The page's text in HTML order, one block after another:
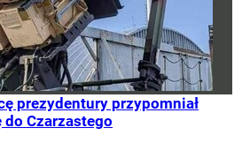
prezydentury przypomniał
do Czarzastego